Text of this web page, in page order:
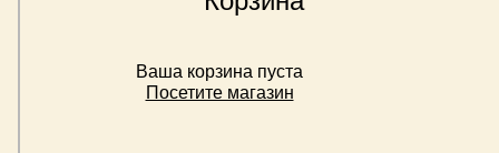
Ваша корзина пуста
Посетите магазин